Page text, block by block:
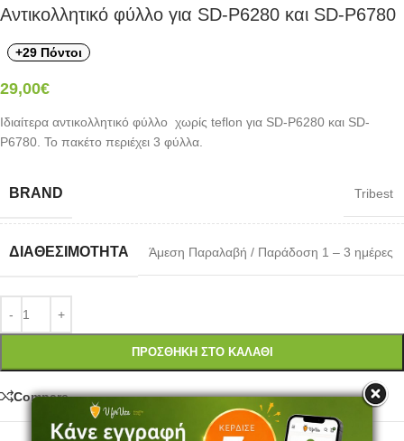
Αντικολλητικό φύλλο για SD-P6280 και SD-P6780
+29 Πόντοι
29,00€
Ιδιαίτερα αντικολλητικό φύλλο χωρίς teflon για SD-P6280 και SD-
P6780. Το πακέτο περιέχει 3 φύλλα.
BRAND Tribest
ΔΙΑΘΕΣΙΜΌΤΗΤΑ Άμεση Παραλαβή / Παράδοση 1 – 3 ημέρες
ΠΡΟΣΘΉΚΗ ΣΤΟ ΚΑΛΆΘΙ
Compare